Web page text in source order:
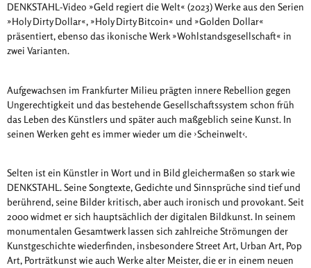
DENKSTAHL-Video »Geld regiert die Welt« (2023) Werke aus den Serien
»Holy Dirty Dollar«, »Holy Dirty Bitcoin« und »Golden Dollar«
präsentiert, ebenso das ikonische Werk »Wohlstandsgesellschaft« in
zwei Varianten.
Aufgewachsen im Frankfurter Milieu prägten innere Rebellion gegen
Ungerechtigkeit und das bestehende Gesellschaftssystem schon früh
das Leben des Künstlers und später auch maßgeblich seine Kunst. In
seinen Werken geht es immer wieder um die ›Scheinwelt‹.
Selten ist ein Künstler in Wort und in Bild gleichermaßen so stark wie
DENKSTAHL. Seine Songtexte, Gedichte und Sinnsprüche sind tief und
berührend, seine Bilder kritisch, aber auch ironisch und provokant. Seit
2000 widmet er sich hauptsächlich der digitalen Bildkunst. In seinem
monumentalen Gesamtwerk lassen sich zahlreiche Strömungen der
Kunstgeschichte wiederfinden, insbesondere Street Art, Urban Art, Pop
Art, Porträtkunst wie auch Werke alter Meister, die er in einem neuen